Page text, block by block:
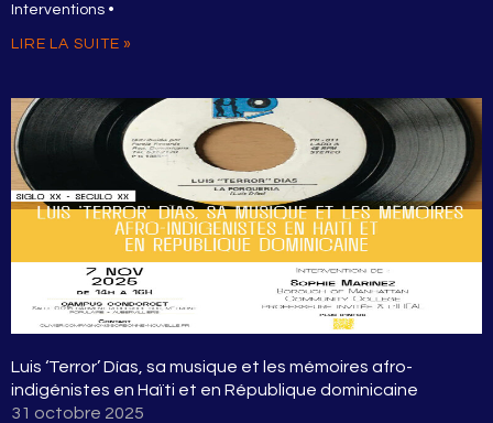
Interventions •
LIRE LA SUITE »
Luis ‘Terror’ Días, sa musique et les mémoires afro-
indigénistes en Haïti et en République dominicaine
31 octobre 2025